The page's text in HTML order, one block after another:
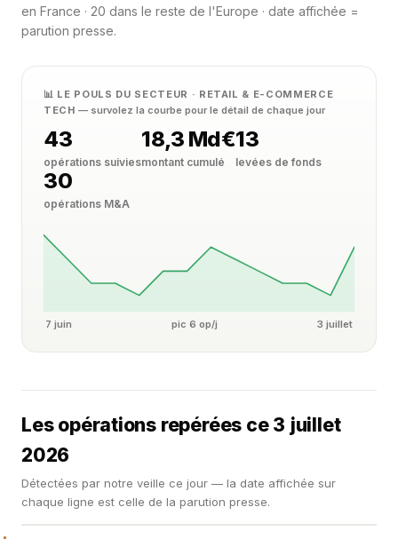
en France · 20 dans le reste de l'Europe · date affichée =
parution presse.
📊 LE POULS DU SECTEUR · RETAIL & E-COMMERCE
TECH— survolez la courbe pour le détail de chaque jour
43
opérations suivies
18,3 Md€
montant cumulé
13
levées de fonds
30
opérations M&A
7 juin pic 6 op/j 3 juillet
Les opérations repérées ce 3 juillet
2026
Détectées par notre veille ce jour — la date affichée sur
chaque ligne est celle de la parution presse.